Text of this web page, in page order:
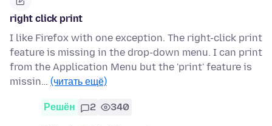
right click print
I like Firefox with one exception. The right-click print
feature is missing in the drop-down menu. I can print
from the Application Menu but the 'print' feature is
missin… (читать ещё)
Решён 2 340